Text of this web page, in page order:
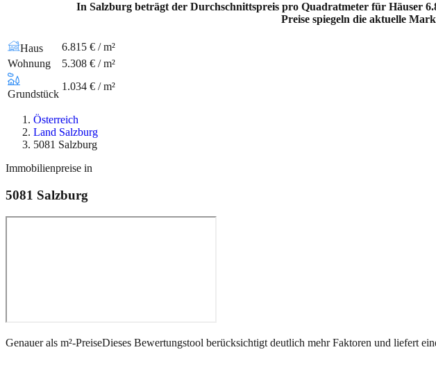
In Salzburg beträgt der Durchschnittspreis pro Quadratmeter für Häuser
Preise spiegeln die aktuelle
Haus
6.815 € / m²
Wohnung
5.308 € / m²
Grundstück
1.034 € / m²
Österreich
Land Salzburg
5081 Salzburg
Immobilienpreise in
5081 Salzburg
Genauer als m²-PreiseDieses Bewertungstool berücksichtigt deutlich mehr Faktoren und liefert